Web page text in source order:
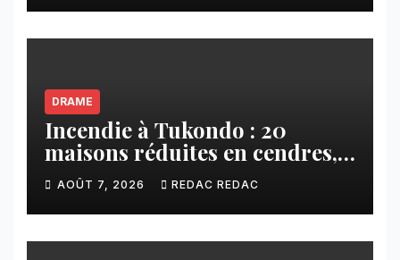
DRAME
Incendie à Tukondo : 20
maisons réduites en cendres,
plusieurs familles sans abri
AOÛT 7, 2026 REDAC REDAC